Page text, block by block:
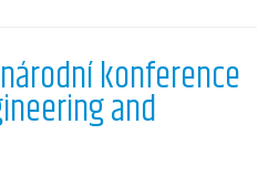
konference
and